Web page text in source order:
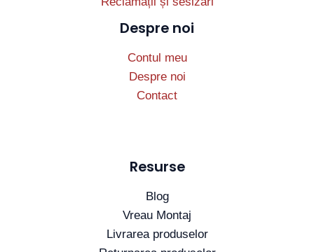
Despre noi
Contul meu
Despre noi
Contact
Resurse
Blog
Vreau Montaj
Livrarea produselor